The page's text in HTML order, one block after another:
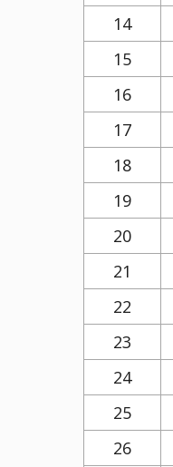
14
15
16
17
18
19
20
21
22
23
24
25
26